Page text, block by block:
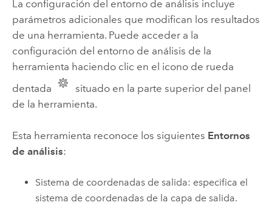
La configuración del entorno de análisis incluye
parámetros adicionales que modifican los resultados
de una herramienta. Puede acceder a la
configuración del entorno de análisis de la
herramienta haciendo clic en el icono de rueda
dentada
situado en la parte superior del panel
de la herramienta.
Esta herramienta reconoce los siguientes Entornos
de análisis:
Sistema de coordenadas de salida: especifica el
sistema de coordenadas de la capa de salida.